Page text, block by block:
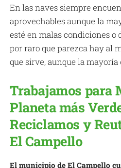
En las naves siempre
aprovechables aunque la
esté en malas condiciones o
por raro que parezca hay al
que sirve, aunque la mayoría
Trabajamos para
Planeta más
Reciclamos y
El Campello
El municipio de El Campello